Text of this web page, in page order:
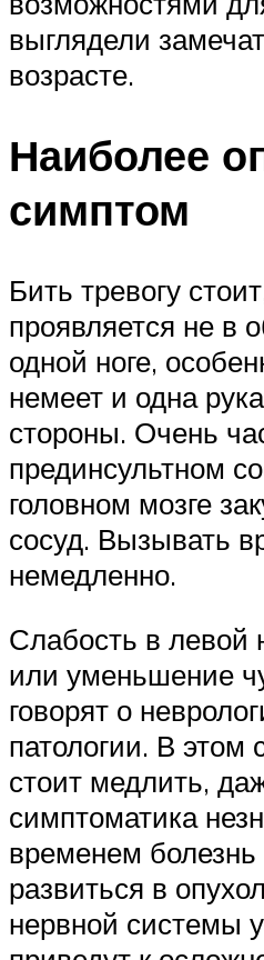
выглядели
возрасте.
Наиболее
симптом
Бить тревогу
проявляется не в
одной ноге,
немеет и одна
стороны. Очень
прединсультном
головном мозге
сосуд. Вызывать
немедленно.
Слабость в левой
или уменьшение
говорят о
патологии. В этом
стоит медлить,
симптоматика
временем
развиться в
нервной системы